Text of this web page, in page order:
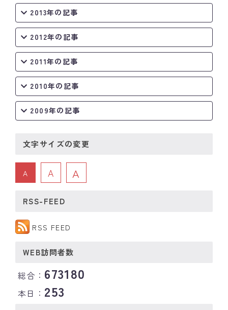
2013年の記事
2012年の記事
2011年の記事
2010年の記事
2009年の記事
文字サイズの変更
A A A
RSS-FEED
RSS FEED
WEB訪問者数
総合： 673180
本日： 253